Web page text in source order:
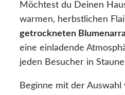
Möchtest du Deinen
warmen, herbstlichen
getrockneten
eine einladende
jeden Besucher in
Beginne mit der Auswahl